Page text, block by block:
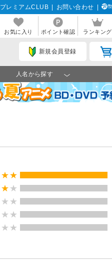
プレミアムCLUB お問い合わせ
お気に入り ポイント確認 ランキング
新規会員登録
人名から探す